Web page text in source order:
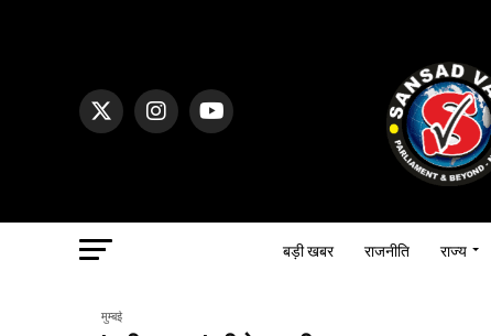
बड़ी खबर राजनीति राज्य
मुम्बई